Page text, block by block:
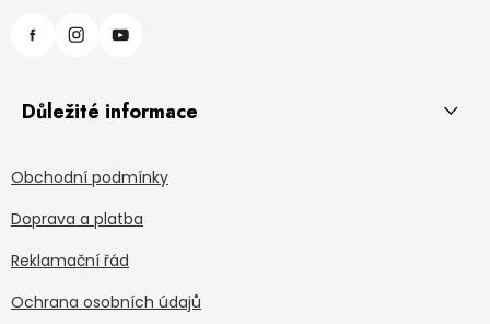
Důležité informace
Obchodní podmínky
Doprava a platba
Reklamační řád
Ochrana osobních údajů